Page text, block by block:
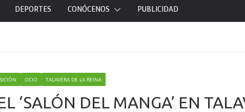
DEPORTES CONÓCENOS PUBLICIDAD
OCIO TALAVERA DE LA REINA
‘SALÓN DEL MANGA’ EN